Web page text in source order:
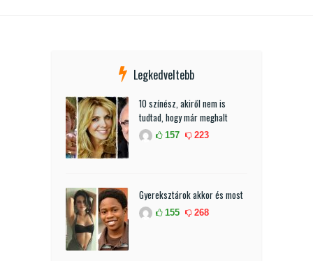
Legkedveltebb
10 színész, akiről nem is
tudtad, hogy már meghalt
157 223
Gyereksztárok akkor és most
155 268